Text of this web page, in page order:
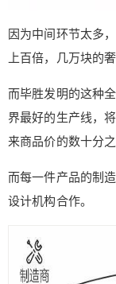
因为中间环节太多
上百倍，几万块的
而毕胜发明的这种
界最好的生产线，
来商品价的数十分
而每一件产品的制
设计机构合作。
2 元
20